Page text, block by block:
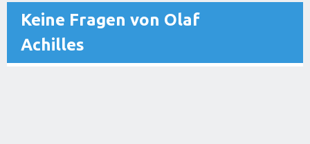
Keine Fragen von Olaf
Achilles